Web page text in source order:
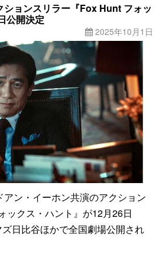
ションスリラー『Fox Hunt フォッ
公開決定
2025年10月1日
アン・イーホン共演のアクション
ックス・ハント』が12月26日
ズ日比谷ほかで全国劇場公開され